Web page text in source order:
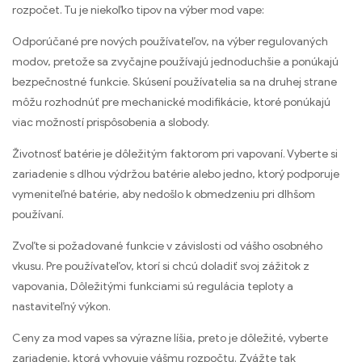
rozpočet. Tu je niekoľko tipov na výber mod vape:
Odporúčané pre nových používateľov, na výber regulovaných
modov, pretože sa zvyčajne používajú jednoduchšie a ponúkajú
bezpečnostné funkcie. Skúsení používatelia sa na druhej strane
môžu rozhodnúť pre mechanické modifikácie, ktoré ponúkajú
viac možností prispôsobenia a slobody.
Životnosť batérie je dôležitým faktorom pri vapovaní. Vyberte si
zariadenie s dlhou výdržou batérie alebo jedno, ktorý podporuje
vymeniteľné batérie, aby nedošlo k obmedzeniu pri dlhšom
používaní.
Zvoľte si požadované funkcie v závislosti od vášho osobného
vkusu. Pre používateľov, ktorí si chcú doladiť svoj zážitok z
vapovania, Dôležitými funkciami sú regulácia teploty a
nastaviteľný výkon.
Ceny za mod vapes sa výrazne líšia, preto je dôležité, vyberte
zariadenie, ktorá vyhovuje vášmu rozpočtu. Zvážte tak